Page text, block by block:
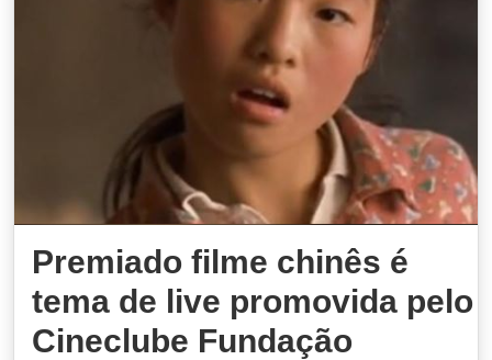
Premiado filme chinês é
tema de live promovida pelo
Cineclube Fundação